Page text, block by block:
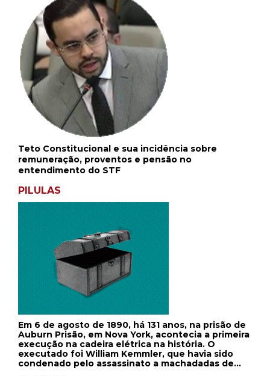
Teto Constitucional e sua incidência sobre
remuneração, proventos e pensão no
entendimento do STF
PILULAS
Em 6 de agosto de 1890, há 131 anos, na prisão de
Auburn Prisão, em Nova York, acontecia a primeira
execução na cadeira elétrica na história. O
executado foi William Kemmler, que havia sido
condenado pelo assassinato a machadadas de